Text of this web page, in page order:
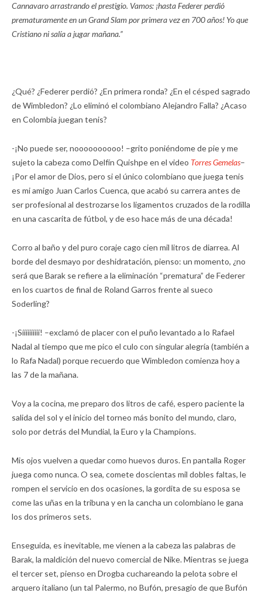
Cannavaro arrastrando el prestigio. Vamos: ¡hasta Federer perdió
prematuramente en un Grand Slam por primera vez en 700 años! Yo que
Cristiano ni salía a jugar mañana.”
¿Qué? ¿Federer perdió? ¿En primera ronda? ¿En el césped sagrado
de Wimbledon? ¿Lo eliminó el colombiano Alejandro Falla? ¿Acaso
en Colombia juegan tenis?
-¡No puede ser, noooooooooo! –grito poniéndome de pie y me
sujeto la cabeza como Delfín Quishpe en el video Torres Gemelas–
¡Por el amor de Dios, pero si el único colombiano que juega tenis
es mi amigo Juan Carlos Cuenca, que acabó su carrera antes de
ser profesional al destrozarse los ligamentos cruzados de la rodilla
en una cascarita de fútbol, y de eso hace más de una década!
Corro al baño y del puro coraje cago cien mil litros de diarrea. Al
borde del desmayo por deshidratación, pienso: un momento, ¿no
será que Barak se refiere a la eliminación “prematura” de Federer
en los cuartos de final de Roland Garros frente al sueco
Soderling?
-¡Síííííííííí! –exclamó de placer con el puño levantado a lo Rafael
Nadal al tiempo que me pico el culo con singular alegría (también a
lo Rafa Nadal) porque recuerdo que Wimbledon comienza hoy a
las 7 de la mañana.
Voy a la cocina, me preparo dos litros de café, espero paciente la
salida del sol y el inicio del torneo más bonito del mundo, claro,
solo por detrás del Mundial, la Euro y la Champions.
Mis ojos vuelven a quedar como huevos duros. En pantalla Roger
juega como nunca. O sea, comete doscientas mil dobles faltas, le
rompen el servicio en dos ocasiones, la gordita de su esposa se
come las uñas en la tribuna y en la cancha un colombiano le gana
los dos primeros sets.
Enseguida, es inevitable, me vienen a la cabeza las palabras de
Barak, la maldición del nuevo comercial de Nike. Mientras se juega
el tercer set, pienso en Drogba cuchareando la pelota sobre el
arquero italiano (un tal Palermo, no Bufón, presagio de que Bufón